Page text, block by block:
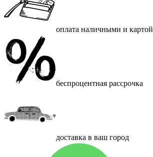
оплата наличными и картой
беспроцентная рассрочка
доставка в ваш город